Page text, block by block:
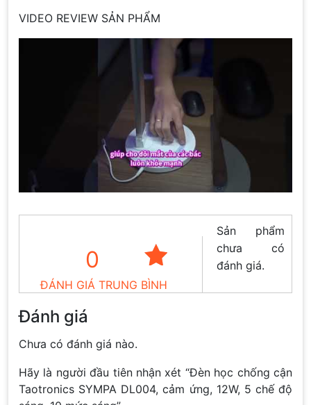
VIDEO REVIEW SẢN PHẨM
0
ĐÁNH GIÁ TRUNG BÌNH
Sản phẩm
chưa có
đánh giá.
Đánh giá
Chưa có đánh giá nào.
Hãy là người đầu tiên nhận xét “Đèn học chống cận
Taotronics SYMPA DL004, cảm ứng, 12W, 5 chế độ